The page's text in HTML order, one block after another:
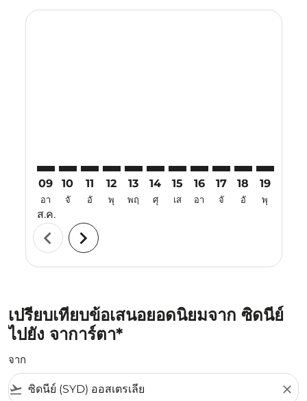
09
อา
ส.ค.
10
จั
11
อั
12
พุ
13
พฤ
14
ศุ
15
เส
16
อา
17
จั
18
อั
19
พุ
chevron_left chevron_right
เปรียบเทียบข้อเสนอยอดนิยมจาก ซิดนีย์
ไปยัง จาการ์ตา*
จาก
flight_takeoff close